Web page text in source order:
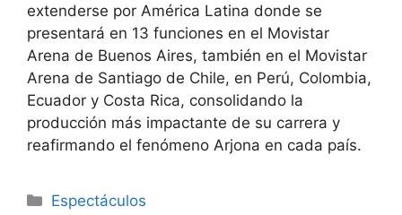
extenderse por América Latina donde se
presentará en 13 funciones en el Movistar
Arena de Buenos Aires, también en el Movistar
Arena de Santiago de Chile, en Perú, Colombia,
Ecuador y Costa Rica, consolidando la
producción más impactante de su carrera y
reafirmando el fenómeno Arjona en cada país.
Espectáculos